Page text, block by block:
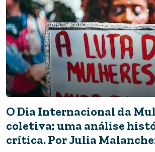
O Dia Internacional da
coletiva: uma análise
crítica. Por Julia